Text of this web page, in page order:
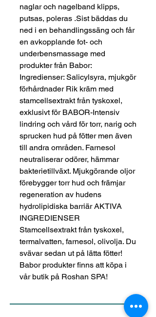
naglar och nagelband klipps,
putsas, poleras .Sist bäddas du
ned i en behandlingssäng och får
en avkopplande fot- och
underbensmassage med
produkter från Babor:
Ingredienser: Salicylsyra, mjukgör
förhårdnader Rik kräm med
stamcellsextrakt från tyskoxel,
exklusivt för BABOR-Intensiv
lindring och vård för torr, narig och
sprucken hud på fötter men även
till andra områden. Farnesol
neutraliserar odörer, hämmar
bakterietillväxt. Mjukgörande oljor
förebygger torr hud och främjar
regeneration av hudens
hydrolipidiska barriär AKTIVA
INGREDIENSER
Stamcellsextrakt från tyskoxel,
termalvatten, farnesol, olivolja. Du
svävar sedan ut på lätta fötter!
Babor produkter finns att köpa i
vår butik på Roshan SPA!